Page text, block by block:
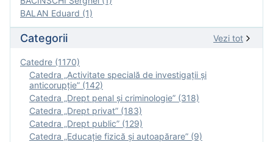
BALAN Eduard (1)
Categorii Vezi tot
Catedre (1170)
Catedra „Activitate specială de investigaţii şi
anticorupție” (142)
Catedra „Drept penal și criminologie” (318)
Catedra „Drept privat” (183)
Catedra „Drept public” (129)
Catedra „Educație fizică şi autoapărare” (9)